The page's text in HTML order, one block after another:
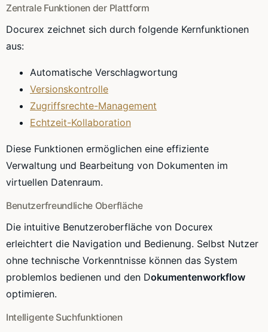
Zentrale Funktionen der Plattform
Docurex zeichnet sich durch folgende Kernfunktionen
aus:
Automatische Verschlagwortung
Versionskontrolle
Zugriffsrechte-Management
Echtzeit-Kollaboration
Diese Funktionen ermöglichen eine effiziente
Verwaltung und Bearbeitung von Dokumenten im
virtuellen Datenraum.
Benutzerfreundliche Oberfläche
Die intuitive Benutzeroberfläche von Docurex
erleichtert die Navigation und Bedienung. Selbst Nutzer
ohne technische Vorkenntnisse können das System
problemlos bedienen und den Dokumentenworkflow
optimieren.
Intelligente Suchfunktionen